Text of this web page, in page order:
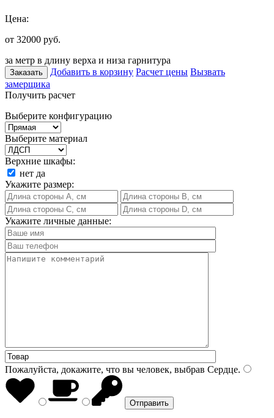
Цена:
от 32000 руб.
за метр в длину верха и низа гарнитура
Заказать Добавить в корзину Расчет цены Вызвать
замерщика
Получить расчет
Выберите конфигурацию
Выберите материал
Верхние шкафы:
нет да
Укажите размер:
Укажите личные данные:
Пожалуйста, докажите, что вы человек, выбрав Сердце.